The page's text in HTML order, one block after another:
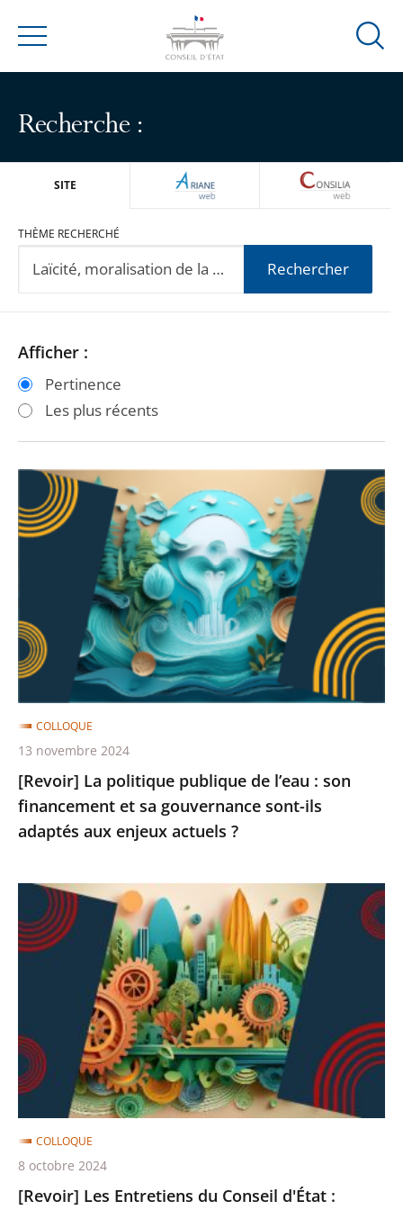
Menu
Ouvrir
Recherche :
SITE ARIANEWEB
THÈME RECHERCHÉ
Rechercher
Passer
les
filtres
après
Passer
les
filtres
avant
Afficher :
Pertinence
Les plus récents
[Revoir]
La
politique
:
son
financement
et
sa
gouvernance
sont-
ils
adaptés
enjeux
actuels
?
[Revoir] La politique publique de l’eau : son
financement et sa gouvernance sont-ils
adaptés aux enjeux actuels ?
COLLOQUE
13 novembre 2024
[Revoir]
Les
Entretiens
:
quelle
ingénierie
normative
au
service
de
[Revoir] Les Entretiens du Conseil d'État :
COLLOQUE
8 octobre 2024